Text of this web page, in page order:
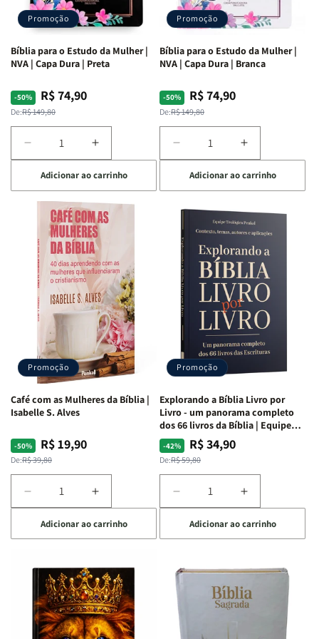
Promoção
Bíblia para o Estudo da Mulher |
NVA | Capa Dura | Preta
-50%
Preço
normal
De:R$ 149,80
Preço
promocional
R$ 74,90
Diminuir
a
quantidade
de
Bíblia
para
Estudo
da
Mulher
NVA
Capa
Dura
|
Preta
Aumentar
a
quantidade
de
Bíblia
para
o
Estudo
da
Mulher
|
NVA
|
Capa
Dura
|
Adicionar ao carrinho
Promoção
Bíblia para o Estudo da Mulher |
NVA | Capa Dura | Branca
-50%
Preço
normal
De:R$ 149,80
Preço
promocional
R$ 74,90
Diminuir
a
quantidade
de
Bíblia
o
Estudo
da
Mulher
NVA
Capa
Dura
|
Aumentar
a
quantidade
de
Bíblia
para
o
Estudo
Mulher
|
NVA
|
Capa
Dura
|
Adicionar ao carrinho
Promoção
Café com as Mulheres da Bíblia |
Isabelle S. Alves
-50%
Preço
normal
De:R$ 39,80
Preço
promocional
R$ 19,90
Diminuir
a
quantidade
de
com
Mulheres
da
Bíblia
Aumentar
a
quantidade
de
com
as
Mulheres
da
Bíblia
Adicionar ao carrinho
Promoção
Explorando a Bíblia Livro por
Livro - um panorama completo
dos 66 livros da Bíblia | Equipe
teológica Penkal
-42%
Preço
normal
De:R$ 59,80
Preço
promocional
R$ 34,90
Diminuir
a
quantidade
de
a
Bíblia
Livro
por
Livro
Aumentar
a
quantidade
de
a
Bíblia
Livro
Adicionar ao carrinho